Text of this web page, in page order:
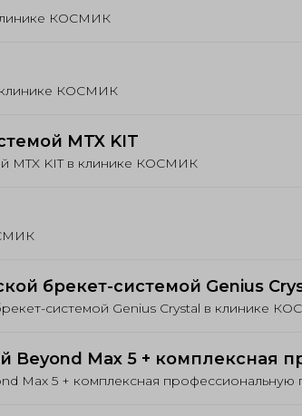
КОСМИК
клинике КОСМИК
MTX KIT
MTX KIT в клинике КОСМИК
брекет-системой Genius
системой Genius Crystal в клинике
Max 5 + комплексная
Max 5 + комплексная